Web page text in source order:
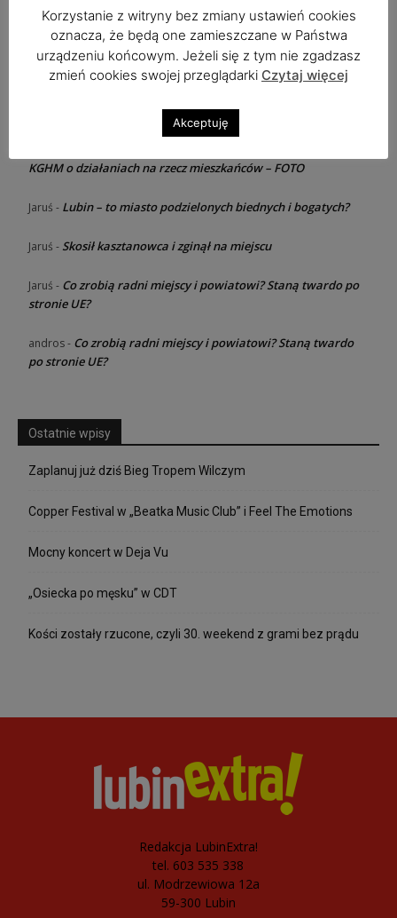
1 3
KGHM o działaniach na rzecz mieszkańców – FOTO
Jaruś - Lubin – to miasto podzielonych biednych i bogatych?
Jaruś - Skosił kasztanowca i zginął na miejscu
Jaruś - Co zrobią radni miejscy i powiatowi? Staną twardo po
stronie UE?
andros- Co zrobią radni miejscy i powiatowi? Staną twardo
po stronie UE?
Ostatnie wpisy
Zaplanuj już dziś Bieg Tropem Wilczym
Copper Festival w „Beatka Music Club” i Feel The Emotions
Mocny koncert w Deja Vu
„Osiecka po męsku” w CDT
Kości zostały rzucone, czyli 30. weekend z grami bez prądu
Redakcja LubinExtra!
tel. 603 535 338
ul. Modrzewiowa 12a
59-300 Lubin
Korzystanie z witryny bez zmiany ustawień cookies
oznacza, że będą one zamieszczane w Państwa
urządzeniu końcowym. Jeżeli się z tym nie zgadzasz
zmień cookies swojej przeglądarki Czytaj więcej
Akceptuję